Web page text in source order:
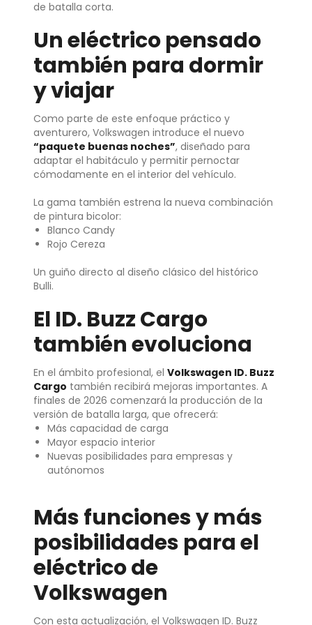
de batalla corta.
Un eléctrico pensado
también para dormir
y viajar
Como parte de este enfoque práctico y
aventurero, Volkswagen introduce el nuevo
“paquete buenas noches”, diseñado para
adaptar el habitáculo y permitir pernoctar
cómodamente en el interior del vehículo.
La gama también estrena la nueva combinación
de pintura bicolor:
Blanco Candy
Rojo Cereza
Un guiño directo al diseño clásico del histórico
Bulli.
El ID. Buzz Cargo
también evoluciona
En el ámbito profesional, el Volkswagen ID. Buzz
Cargo también recibirá mejoras importantes. A
finales de 2026 comenzará la producción de la
versión de batalla larga, que ofrecerá:
Más capacidad de carga
Mayor espacio interior
Nuevas posibilidades para empresas y
autónomos
Más funciones y más
posibilidades para el
eléctrico de
Volkswagen
Con esta actualización, el Volkswagen ID. Buzz